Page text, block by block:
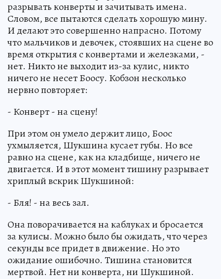
разрывать конверты и зачитывать имена.
Словом, все пытаются сделать хорошую мину.
И делают это совершенно напрасно. Потому
что мальчиков и девочек, стоявших на сцене во
время открытия с конвертами и железками, -
нет. Никто не выходит из-за кулис, никто
ничего не несет Боосу. Кобзон несколько
нервно повторяет:
- Конверт - на сцену!
При этом он умело держит лицо, Боос
ухмыляется, Шукшина кусает губы. Но все
равно на сцене, как на кладбище, ничего не
двигается. И в этот момент тишину разрывает
хриплый вскрик Шукшиной:
- Бля! - на весь зал.
Она поворачивается на каблуках и бросается
за кулисы. Можно было бы ожидать, что через
секунды все придет в движение. Но это
ожидание ошибочно. Тишина становится
мертвой. Нет ни конверта, ни Шукшиной.